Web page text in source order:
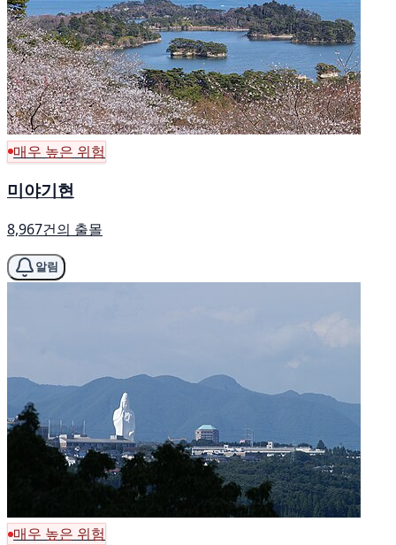
매우 높은 위험
미야기현
8,967건의 출몰
알림
매우 높은 위험